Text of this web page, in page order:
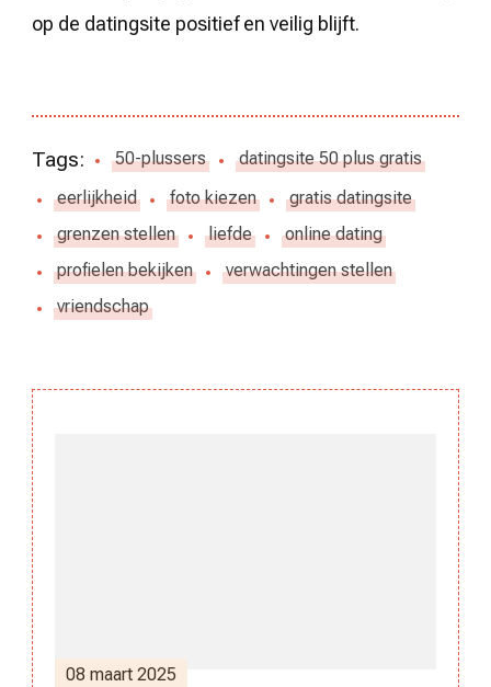
op de datingsite positief en veilig blijft.
Tags: 50-plussers
datingsite 50 plus gratis
eerlijkheid
foto kiezen
gratis datingsite
grenzen stellen
liefde
online dating
profielen bekijken
verwachtingen stellen
vriendschap
08 maart 2025